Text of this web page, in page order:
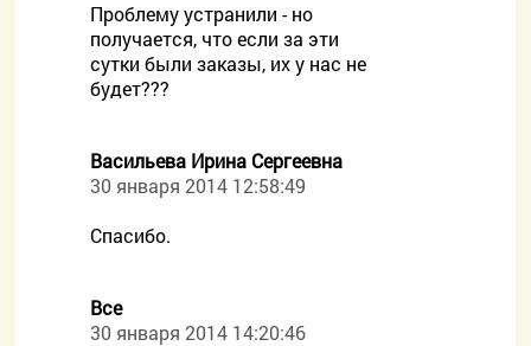
Проблему устранили - но
получается, что если за эти
сутки были заказы, их у нас не
будет???
Васильева Ирина Сергеевна
30 января 2014 12:58:49
Спасибо.
Все
30 января 2014 14:20:46